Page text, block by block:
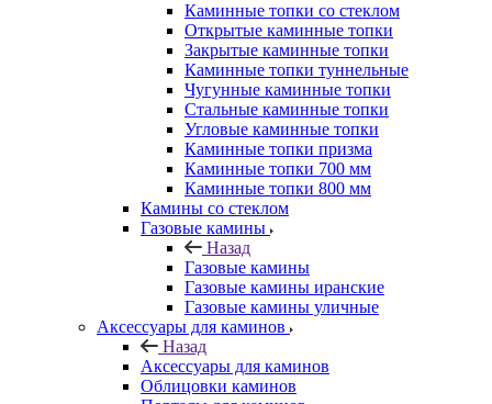
Каминные топки со стеклом
Открытые каминные топки
Закрытые каминные топки
Каминные топки туннельные
Чугунные каминные топки
Стальные каминные топки
Угловые каминные топки
Каминные топки призма
Каминные топки 700 мм
Каминные топки 800 мм
Камины со стеклом
Газовые камины
Назад
Газовые камины
Газовые камины иранские
Газовые камины уличные
Аксессуары для каминов
Назад
Аксессуары для каминов
Облицовки каминов